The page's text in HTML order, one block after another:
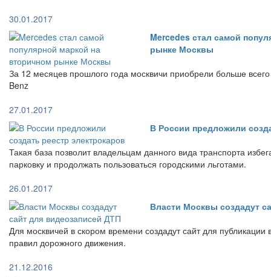
30.01.2017
Mercedes стал самой
рынке Москвы
За 12 месяцев прошлого года москвичи приобрели больше
Benz
27.01.2017
В России предложили
Такая база позволит владельцам данного вида транспорта
парковку и продолжать пользоваться городскими льготами.
26.01.2017
Власти Москвы создадут
Для москвичей в скором времени создадут сайт для
правил дорожного движения.
21.12.2016